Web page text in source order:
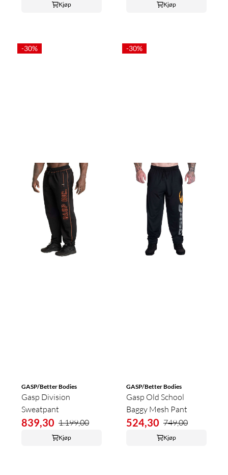
Kjøp Kjøp
-30%
GASP/Better Bodies
Gasp Division
Sweatpant
839,30 1.199,00
Kjøp
-30%
GASP/Better Bodies
Gasp Old School
Baggy Mesh Pant
524,30 749,00
Kjøp